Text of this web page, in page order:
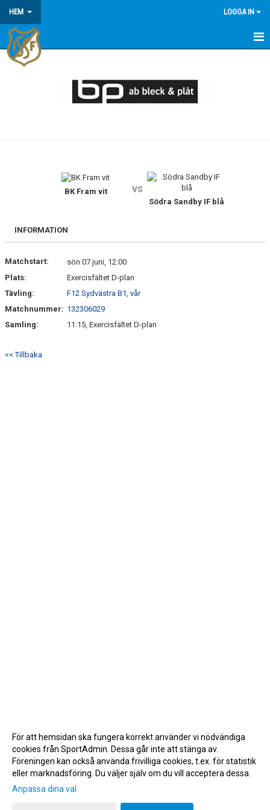
HEM LOGGA IN
HEM
BK Fram vit vs
Södra Sandby IF blå
INFORMATION
Matchstart:
sön 07 juni, 12:00
Plats:
Exercisfältet D-plan
Tävling:
F12 Sydvästra B1, vår
Matchnummer: 132306029
Samling:
11:15, Exercisfältet D-plan
<< Tillbaka
Gå till Webbversion
För att hemsidan ska fungera korrekt använder vi nödvändiga
cookies från SportAdmin. Dessa går inte att stänga av.
Föreningen kan också använda frivilliga cookies, t.ex. för statistik
eller marknadsföring. Du väljer själv om du vill acceptera dessa.
Anpassa dina val